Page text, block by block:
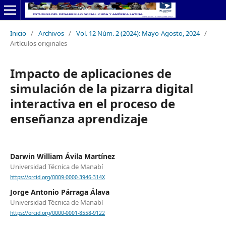
Inicio / Archivos / Vol. 12 Núm. 2 (2024): Mayo-Agosto, 2024 /
Artículos originales
Impacto de aplicaciones de
simulación de la pizarra digital
interactiva en el proceso de
enseñanza aprendizaje
Darwin William Ávila Martínez
Universidad Técnica de Manabí
https://orcid.org/0009-0000-3946-314X
Jorge Antonio Párraga Álava
Universidad Técnica de Manabí
https://orcid.org/0000-0001-8558-9122